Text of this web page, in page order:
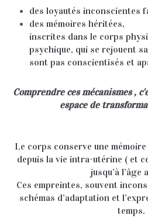
des loyautés inconscientes
des mémoires héritées,
inscrites dans le corps
psychique, qui se rejouent
sont pas conscientisés et
Comprendre ces mécanismes ,
espace de
Le corps conserve une
depuis la vie intra-utérine ( et
jusqu’à l’âge
Ces empreintes, souvent
schémas d’adaptation et
temps.